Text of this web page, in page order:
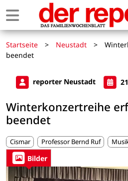
Startseite > Neustadt >
beendet
reporter Neustadt
Winterkonzertreihe
beendet
Cismar Professor Bernd Ruf
Bilder